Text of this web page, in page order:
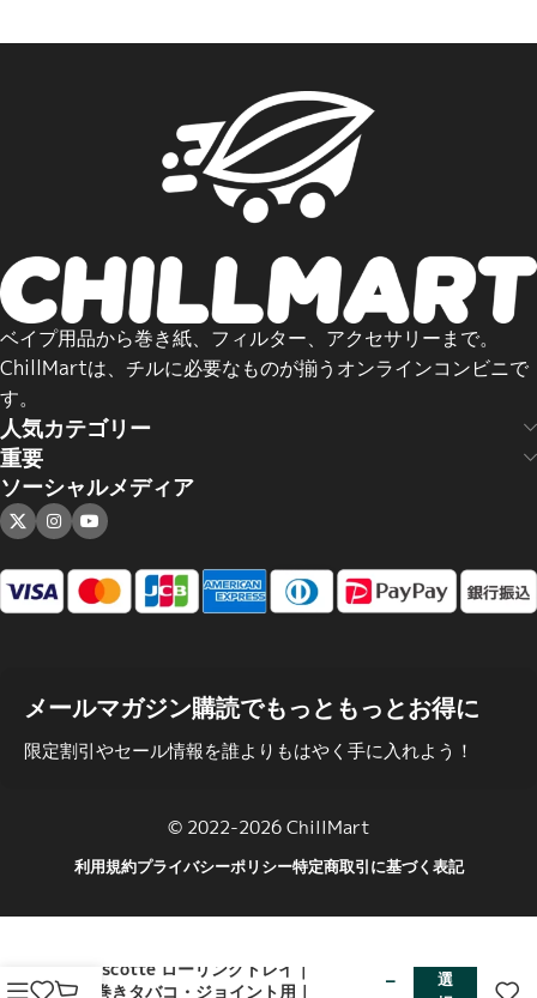
ベイプ用品から巻き紙、フィルター、アクセサリーまで。
ChillMartは、チルに必要なものが揃うオンラインコンビニで
す。
人気カテゴリー
重要
ソーシャルメディア
メールマガジン購読でもっともっとお得に
限定割引やセール情報を誰よりもはやく手に入れよう！
© 2022-2026 ChillMart
利用規約プライバシーポリシー特定商取引に基づく表記
Mascotte ローリングトレイ｜
手巻きタバコ・ジョイント用｜
–
選